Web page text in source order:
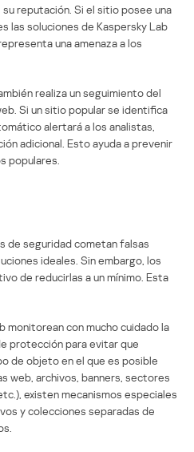
reputación. Si el sitio posee una
las soluciones de Kaspersky Lab
una amenaza a los
realiza un seguimiento del
Si un sitio popular se identifica
alertará a los analistas,
adicional. Esto ayuda a prevenir
populares.
de seguridad cometan falsas
ideales. Sin embargo, los
de reducirlas a un mínimo. Esta
monitorean con mucho cuidado la
protección para evitar que
de objeto en el que es posible
web, archivos, banners, sectores
existen mecanismos especiales
y colecciones separadas de